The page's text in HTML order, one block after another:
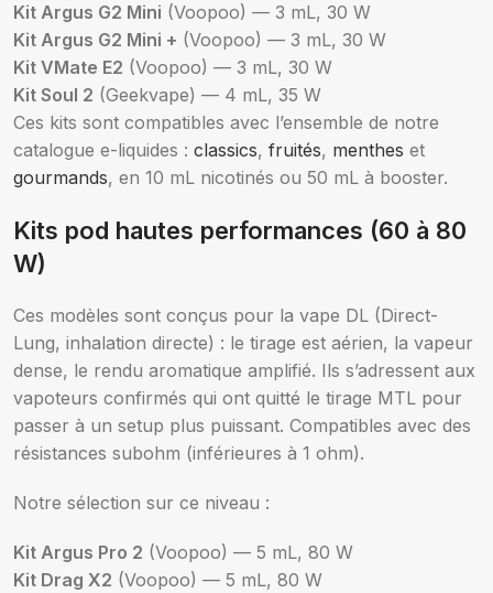
Kit Argus G2 Mini (Voopoo) — 3 mL, 30 W
Kit Argus G2 Mini + (Voopoo) — 3 mL, 30 W
Kit VMate E2 (Voopoo) — 3 mL, 30 W
Kit Soul 2 (Geekvape) — 4 mL, 35 W
Ces kits sont compatibles avec l’ensemble de notre
catalogue e-liquides : classics, fruités, menthes et
gourmands, en 10 mL nicotinés ou 50 mL à booster.
Kits pod hautes performances (60 à 80
W)
Ces modèles sont conçus pour la vape DL (Direct-
Lung, inhalation directe) : le tirage est aérien, la vapeur
dense, le rendu aromatique amplifié. Ils s’adressent aux
vapoteurs confirmés qui ont quitté le tirage MTL pour
passer à un setup plus puissant. Compatibles avec des
résistances subohm (inférieures à 1 ohm).
Notre sélection sur ce niveau :
Kit Argus Pro 2 (Voopoo) — 5 mL, 80 W
Kit Drag X2 (Voopoo) — 5 mL, 80 W